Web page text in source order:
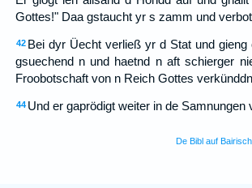
Gottes!" Daa gstaucht yr s zamm und
42 Bei dyr Üecht verließ yr d Stat und
gsuechend n und haetnd n aft schierger
Froobotschaft von n Reich Gottes
44 Und er gaprödigt weiter in de Samnungen
De Bibl auf